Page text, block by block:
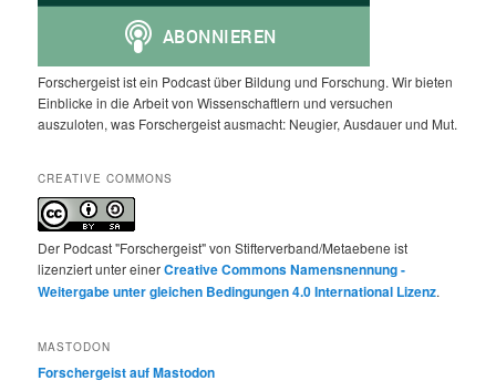
Forschergeist ist ein Podcast über Bildung und Forschung. Wir bieten
Einblicke in die Arbeit von Wissenschaftlern und versuchen
auszuloten, was Forschergeist ausmacht: Neugier, Ausdauer und Mut.
CREATIVE COMMONS
Der Podcast "Forschergeist" von Stifterverband/Metaebene ist
lizenziert unter einerCreative Commons Namensnennung -
Weitergabe unter gleichen Bedingungen 4.0 International Lizenz.
MASTODON
Forschergeist auf Mastodon